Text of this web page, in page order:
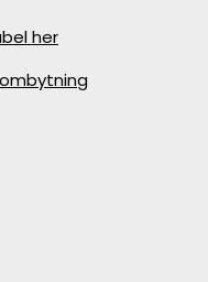
her